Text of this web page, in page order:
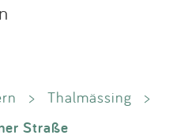
> Thalmässing >
Straße